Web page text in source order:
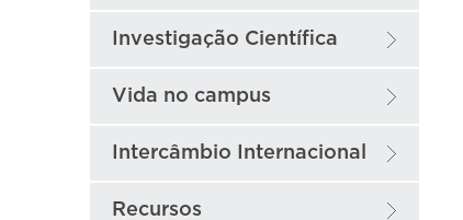
Investigação Científica
Vida no campus
Intercâmbio Internacional
Recursos